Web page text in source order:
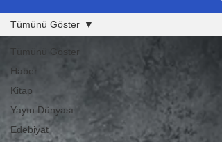
Tümünü Göster
Haber
Kitap
Yayın Dünyası
Edebiyat
Tümünü Göster